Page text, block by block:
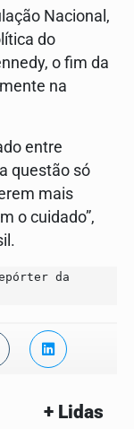
Nacional,
do
o fim da
na
entre
questão só
mais
o cuidado”,
da
+ Lidas